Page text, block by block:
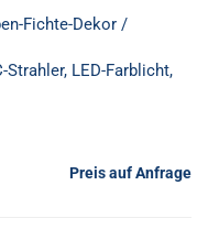
Fichte-Dekor /
LED-Farblicht,
Preis auf Anfrage